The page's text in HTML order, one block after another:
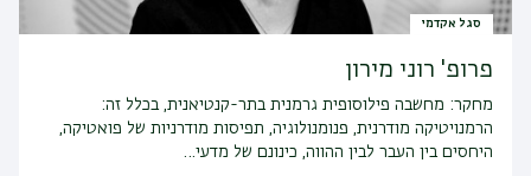
סגל אקדמי
פרופ' רוני מירון
מחקר: מחשבה פילוסופית גרמנית בתר-קנטיאנית, בכלל זה:
הרמנויטיקה מודרנית, פנומנולוגיה, תפיסות מודרניות של פואטיקה,
היחסים בין העבר לבין ההווה, כינונם של מדעי…